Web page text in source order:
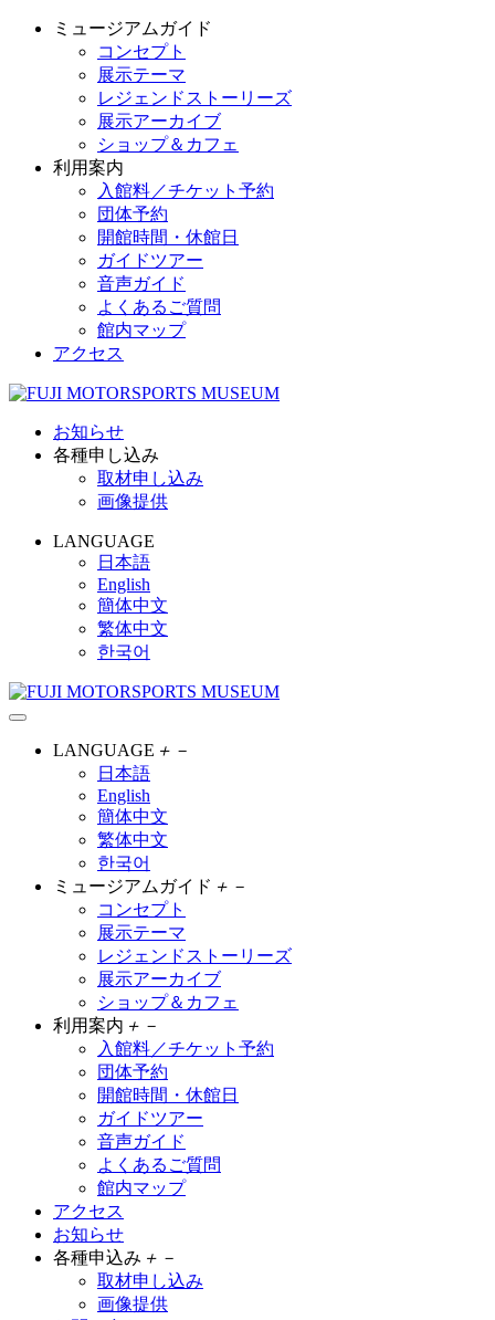
ミュージアムガイド
コンセプト
展示テーマ
レジェンドストーリーズ
展示アーカイブ
ショップ＆カフェ
利用案内
入館料／チケット予約
団体予約
開館時間・休館日
ガイドツアー
音声ガイド
よくあるご質問
館内マップ
アクセス
お知らせ
各種申し込み
取材申し込み
画像提供
LANGUAGE
日本語
English
簡体中文
繁体中文
한국어
LANGUAGE ＋ －
日本語
English
簡体中文
繁体中文
한국어
ミュージアムガイド ＋ －
コンセプト
展示テーマ
レジェンドストーリーズ
展示アーカイブ
ショップ＆カフェ
利用案内 ＋ －
入館料／チケット予約
団体予約
開館時間・休館日
ガイドツアー
音声ガイド
よくあるご質問
館内マップ
アクセス
お知らせ
各種申込み ＋ －
取材申し込み
画像提供